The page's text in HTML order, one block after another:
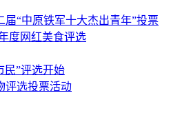
届“中原铁军十大杰出青年”投票
度网红美食评选
民”评选开始
评选投票活动